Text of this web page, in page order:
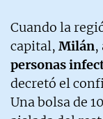
Cuando la
capital, Milán,
personas
decretó el
Una bolsa de